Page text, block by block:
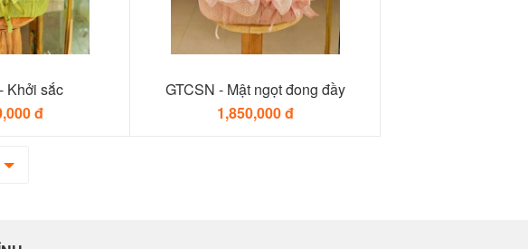
Khởi sắc
đ
GTCSN - Mật ngọt đong đầy
1,850,000 đ